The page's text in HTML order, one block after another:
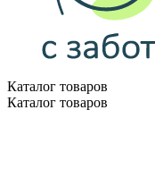
Каталог товаров
Каталог товаров